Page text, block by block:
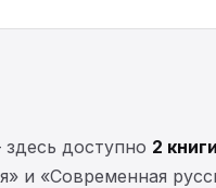
доступно 2 книги
и «Современная